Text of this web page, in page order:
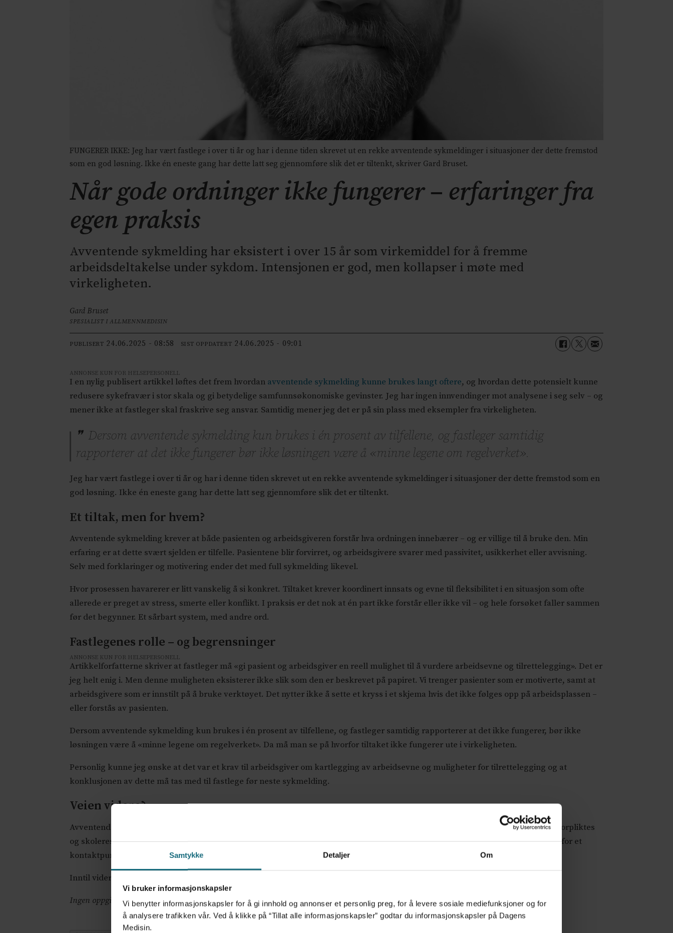
Samtykke Detaljer Om
Vi bruker informasjonskapsler
Vi benytter informasjonskapsler for å gi innhold og annonser et personlig preg, for å levere sosiale mediefunksjoner og for
å analysere trafikken vår. Ved å klikke på “Tillat alle informasjonskapsler” godtar du informasjonskapsler på Dagens
Medisin.
FUNGERER IKKE: Jeg har vært fastlege i over ti år og har i denne tiden skrevet ut en rekke avventende sykmeldinger i situasjoner der dette fremstod
som en god løsning. Ikke én eneste gang har dette latt seg gjennomføre slik det er tiltenkt, skriver Gard Bruset.
Når gode ordninger ikke fungerer – erfaringer fra
egen praksis
Avventende sykmelding har eksistert i over 15 år som virkemiddel for å fremme
arbeidsdeltakelse under sykdom. Intensjonen er god, men kollapser i møte med
virkeligheten.
Gard Bruset
SPESIALIST I ALLMENNMEDISIN
PUBLISERT 24.06.2025 - 08:58 SIST OPPDATERT 24.06.2025 - 09:01
ANNONSE KUN FOR HELSEPERSONELL
I en nylig publisert artikkel løftes det frem hvordan avventende sykmelding kunne brukes langt oftere, og hvordan dette potensielt kunne
redusere sykefravær i stor skala og gi betydelige samfunnsøkonomiske gevinster. Jeg har ingen innvendinger mot analysene i seg selv – og
mener ikke at fastleger skal fraskrive seg ansvar. Samtidig mener jeg det er på sin plass med eksempler fra virkeligheten.
Dersom avventende sykmelding kun brukes i én prosent av tilfellene, og fastleger samtidig
rapporterer at det ikke fungerer bør ikke løsningen være å «minne legene om regelverket».
Jeg har vært fastlege i over ti år og har i denne tiden skrevet ut en rekke avventende sykmeldinger i situasjoner der dette fremstod som en
god løsning. Ikke én eneste gang har dette latt seg gjennomføre slik det er tiltenkt.
Et tiltak, men for hvem?
Avventende sykmelding krever at både pasienten og arbeidsgiveren forstår hva ordningen innebærer – og er villige til å bruke den. Min
erfaring er at dette svært sjelden er tilfelle. Pasientene blir forvirret, og arbeidsgivere svarer med passivitet, usikkerhet eller avvisning.
Selv med forklaringer og motivering ender det med full sykmelding likevel.
Hvor prosessen havarerer er litt vanskelig å si konkret. Tiltaket krever koordinert innsats og evne til fleksibilitet i en situasjon som ofte
allerede er preget av stress, smerte eller konflikt. I praksis er det nok at én part ikke forstår eller ikke vil – og hele forsøket faller sammen
før det begynner. Et sårbart system, med andre ord.
Fastlegenes rolle – og begrensninger
ANNONSE KUN FOR HELSEPERSONELL
Artikkelforfatterne skriver at fastleger må «gi pasient og arbeidsgiver en reell mulighet til å vurdere arbeidsevne og tilrettelegging». Det er
jeg helt enig i. Men denne muligheten eksisterer ikke slik som den er beskrevet på papiret. Vi trenger pasienter som er motiverte, samt at
arbeidsgivere som er innstilt på å bruke verktøyet. Det nytter ikke å sette et kryss i et skjema hvis det ikke følges opp på arbeidsplassen –
eller forstås av pasienten.
Dersom avventende sykmelding kun brukes i én prosent av tilfellene, og fastleger samtidig rapporterer at det ikke fungerer, bør ikke
løsningen være å «minne legene om regelverket». Da må man se på hvorfor tiltaket ikke fungerer ute i virkeligheten.
Personlig kunne jeg ønske at det var et krav til arbeidsgiver om kartlegging av arbeidsevne og muligheter for tilrettelegging og at
konklusjonen av dette må tas med til fastlege før neste sykmelding.
Veien videre?
Avventende sykmelding kan ha stort potensial. Men det må følges opp med mer enn påminnelser om plikter. Arbeidsgivere må forpliktes
og skoleres, og pasienter må få forklaringer som gir mening i deres situasjon. Kanskje bør man se på mulighet for lavere terskel for et
kontaktpunkt mellom lege og arbeidsgiver?
Inntil videre forblir avventende sykmelding et tiltak med gode intensjoner, men med liten praktisk nytte.
Ingen oppgitte interessekonflikter